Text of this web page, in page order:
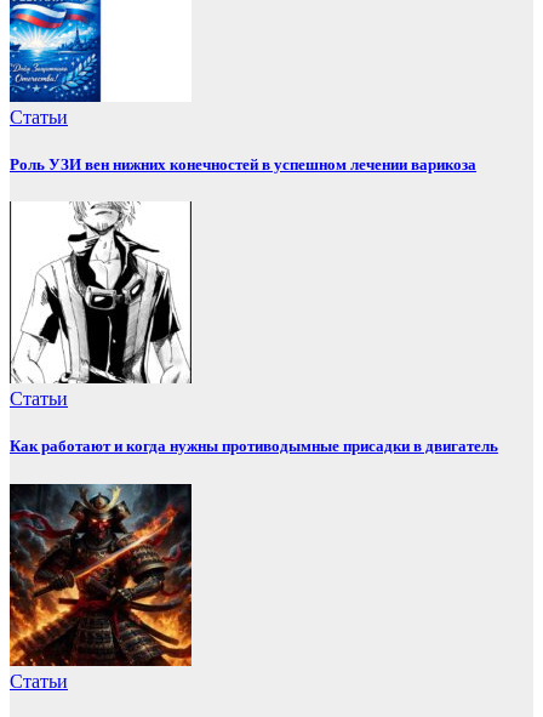
Статьи
Роль УЗИ вен нижних конечностей в успешном лечении варикоза
Статьи
Как работают и когда нужны противодымные присадки в двигатель
Статьи